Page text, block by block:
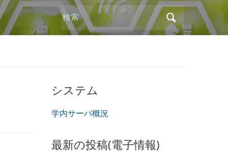
Search
for:
システム
学内サーバ概況
最新の投稿(電子情報)